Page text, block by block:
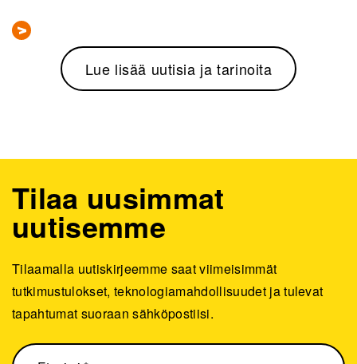
Lue lisää uutisia ja tarinoita
Tilaa uusimmat
uutisemme
Tilaamalla uutiskirjeemme saat viimeisimmät
tutkimustulokset, teknologiamahdollisuudet ja tulevat
tapahtumat suoraan sähköpostiisi.